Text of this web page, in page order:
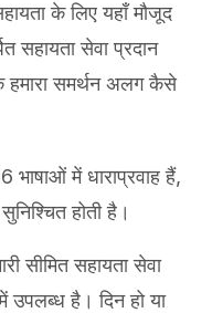
के लिए यहाँ मौजूद
सहायता सेवा प्रदान
हमारा समर्थन अलग कैसे
भाषाओं में धाराप्रवाह हैं,
होती है।
सीमित सहायता सेवा
उपलब्ध है। दिन हो या